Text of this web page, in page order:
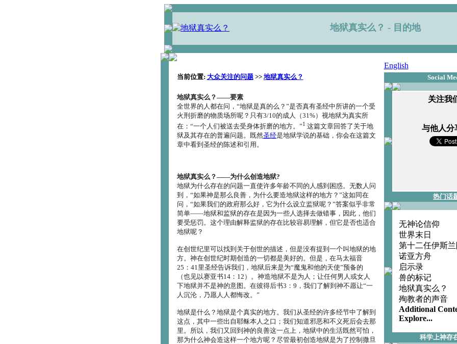
地狱真实么？ - 目的地
当前位置: 大众关注的问题>> 地狱真实么？
地狱真实么？――要素
全世界的人都在问，“地狱是真的么？”是否真有圣经中所讲的一个受
火刑折磨的物质场所呢？只有3/10的成人（31%）视地狱为真实所
在：“一个人们被送去受身体折磨的地方。”1 这篇文章回答了关于地
狱及其存在的普遍问题。既然圣经是地狱学说的基础，你会在这篇文
章中看到圣经的陈述和引用。
地狱真实么？――为什么创造地狱?
地狱为什么存在的问题一直使许多年龄不同的人感到困惑。无数人问
到，“如果神是那么良善，为什么要造地狱这样的地方？”这如同在
问，“如果我们的政府那么好，它为什么设立监狱呢？”答案似乎非常
简单――地狱和监狱的存在是因为一些人选择去做错事，因此，他们
要受惩罚。这个理由解释监狱的存在比较容易理解，但它是否也适合
地狱呢？
在创世纪里可以找到关于创世的描述，但是没有提到一个叫地狱的地
方。神在创世纪时期创造的一切都是美好的。但是，在马太福音
25：41里圣经告诉我们，地狱后来是为“魔鬼和他的天使”预备的
（也见以赛亚书14：12）。神造地狱不是为人；让任何男人或女人
下地狱并不是神的意图。在彼得后书3：9，我们了解到神不愿让“一
人沉沦，乃愿人人都悔改。”
地狱是什么？地狱是个真实的地方。我们从圣经的许多经节中了解到
这点，其中一些出自耶稣本人之口；我们知道邪恶和不义死后会去那
里。所以，我们又回到神的良善这一点上，地狱中的生活既然可怕，
那为什么神会造这样一个地方呢？尽管最初创造地狱是为了控制撒旦
English
Social
关注我
与他人分
热门话
无神论信仰
世界末日
第十二任伊斯
诺亚方舟
启示录
兽的标记
地狱真实么？
殉教者的声音
Additional
Explore...
科学上神存